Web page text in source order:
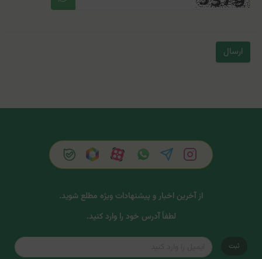
ارسال
از آخرین اخبار و پیشنهادات ویژه مطلع شوید.
لطفاً آدرس خود را وارد کنید.
ثبت